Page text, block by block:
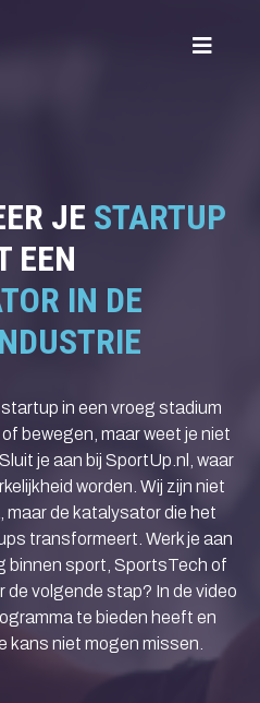
JE STARTUP
EEN
IN DE
in een vroeg stadium
bewegen, maar weet je niet
je aan bij SportUp.nl, waar
worden. Wij zijn niet
maar de katalysator die het
transformeert. Werk je aan
binnen sport, SportsTech of
de volgende stap? In de video
te bieden heeft en
kans niet mogen missen.